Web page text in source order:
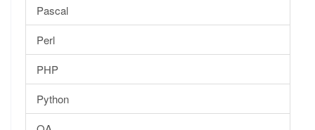
Pascal
Perl
PHP
Python